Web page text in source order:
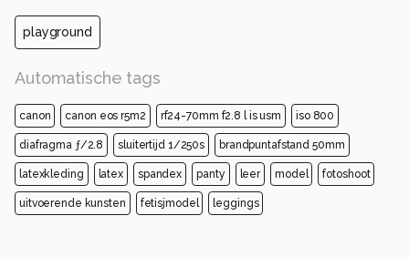
playground
Automatische tags
canon canon eos r5m2 rf24-70mm f2.8 l is usm iso 800
diafragma ƒ/2.8 sluitertijd 1/250s brandpuntafstand 50mm
latexkleding latex spandex panty leer model fotoshoot
uitvoerende kunsten fetisjmodel leggings